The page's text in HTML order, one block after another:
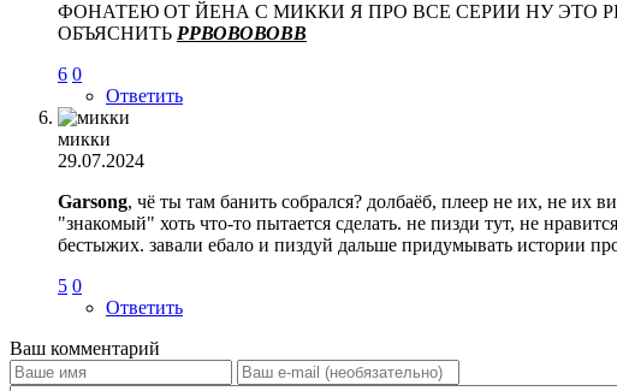
ФОНАТЕЮ ОТ ЙЕНА С МИККИ Я ПРО ВСЕ СЕРИИ НУ
ОБЪЯСНИТЬ РРВОВОВОВВ
6 0
Ответить
микки
29.07.2024
Garsong, чё ты там банить собрался? долбаёб, плеер не их, не их
"знакомый" хоть что-то пытается сделать. не пизди тут, не
бестыжих. завали ебало и пиздуй дальше придумывать истории
5 0
Ответить
Ваш комментарий